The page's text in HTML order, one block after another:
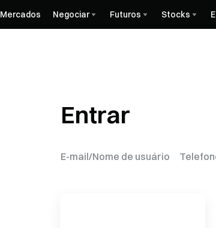
Mercados Negociar Futuros Stocks
Entrar
E-mail/Nome de usuário